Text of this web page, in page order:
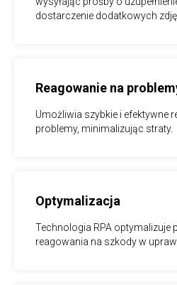
dostarczenie dodatkowych
Reagowanie na
Umożliwia szybkie i efektywne
problemy, minimalizując straty.
Optymalizacja
Technologia RPA optymalizuje
reagowania na szkody w